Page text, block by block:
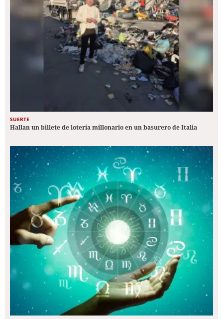
SUERTE
Hallan un billete de lotería millonario en un basurero de Italia